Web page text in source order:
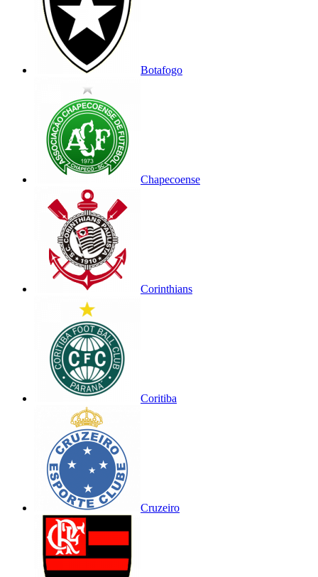
Botafogo
Chapecoense
Corinthians
Coritiba
Cruzeiro